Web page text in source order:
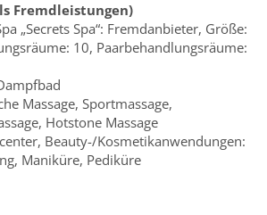
Fremdleistungen)
„Secrets Spa“: Fremdanbieter, Größe:
10, Paarbehandlungsräume:
Massage, Sportmassage,
Hotstone Massage
Beauty-/Kosmetikanwendungen:
Maniküre, Pediküre